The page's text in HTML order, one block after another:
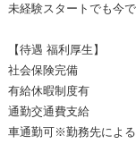
未経験スタートでも今
【待遇 福利厚生】
社会保険完備
有給休暇制度有
通勤交通費支給
車通勤可※勤務先による